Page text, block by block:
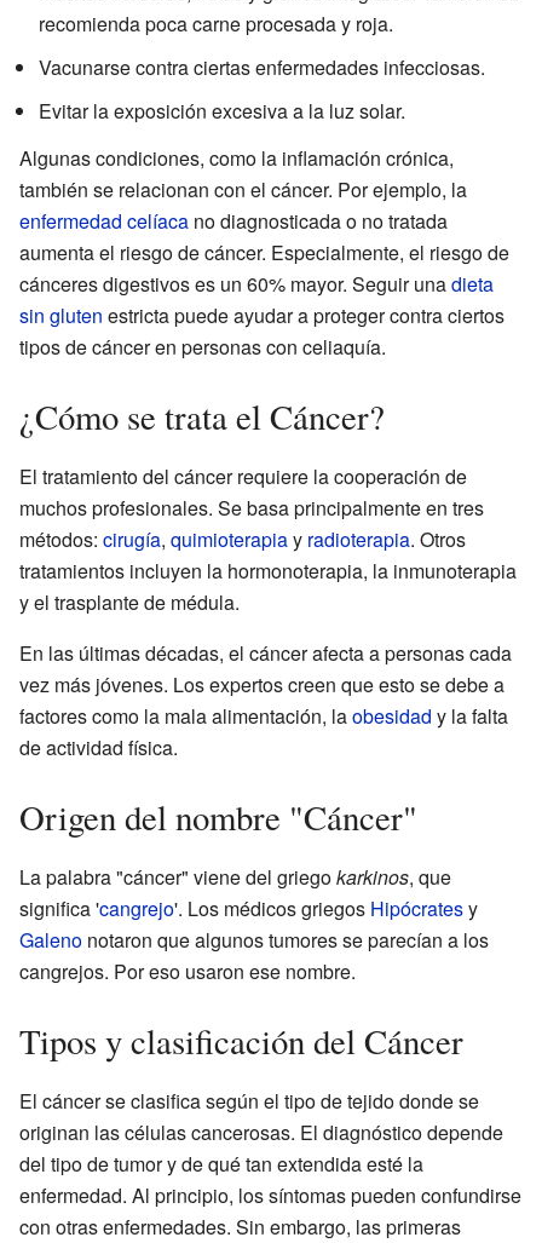
recomienda poca carne procesada y roja.
Vacunarse contra ciertas enfermedades infecciosas.
Evitar la exposición excesiva a la luz solar.
Algunas condiciones, como la inflamación crónica,
también se relacionan con el cáncer. Por ejemplo, la
enfermedad celíaca no diagnosticada o no tratada
aumenta el riesgo de cáncer. Especialmente, el riesgo de
cánceres digestivos es un 60% mayor. Seguir unadieta
sin gluten estricta puede ayudar a proteger contra ciertos
tipos de cáncer en personas con celiaquía.
¿Cómo se trata el Cáncer?
El tratamiento del cáncer requiere la cooperación de
muchos profesionales. Se basa principalmente en tres
métodos: cirugía, quimioterapiay radioterapia. Otros
tratamientos incluyen la hormonoterapia, la inmunoterapia
y el trasplante de médula.
En las últimas décadas, el cáncer afecta a personas cada
vez más jóvenes. Los expertos creen que esto se debe a
factores como la mala alimentación, laobesidad y la falta
de actividad física.
Origen del nombre "Cáncer"
La palabra "cáncer" viene del griegokarkinos, que
significa 'cangrejo'. Los médicos griegos Hipócratesy
Galeno notaron que algunos tumores se parecían a los
cangrejos. Por eso usaron ese nombre.
Tipos y clasificación del Cáncer
El cáncer se clasifica según el tipo de tejido donde se
originan las células cancerosas. El diagnóstico depende
del tipo de tumor y de qué tan extendida esté la
enfermedad. Al principio, los síntomas pueden confundirse
con otras enfermedades. Sin embargo, las primeras